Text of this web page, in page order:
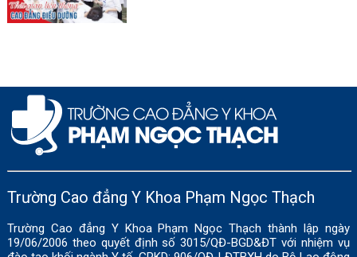
Trường Cao đẳng Y Khoa Phạm Ngọc Thạch
Trường Cao đẳng Y Khoa Phạm Ngọc Thạch thành lập ngày
19/06/2006 theo quyết định số 3015/QĐ-BGD&ĐT với nhiệm vụ